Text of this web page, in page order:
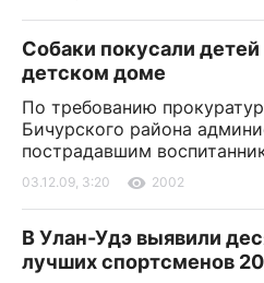
Собаки покусали детей
детском доме
По требованию
Бичурского района
пострадавшим
03.12.09, 3:20 2002
В Улан-Удэ выявили
лучших спортсменов